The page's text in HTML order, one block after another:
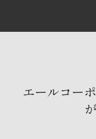
エールコー